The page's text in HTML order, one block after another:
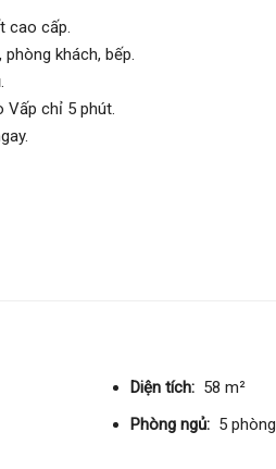
cao cấp.
khách, bếp.
Vấp chỉ 5 phút.
Diện tích: 58 m²
Phòng ngủ: 5 phòng
7 tỷ 500 triệu